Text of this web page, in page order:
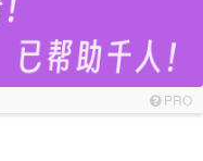
PRO